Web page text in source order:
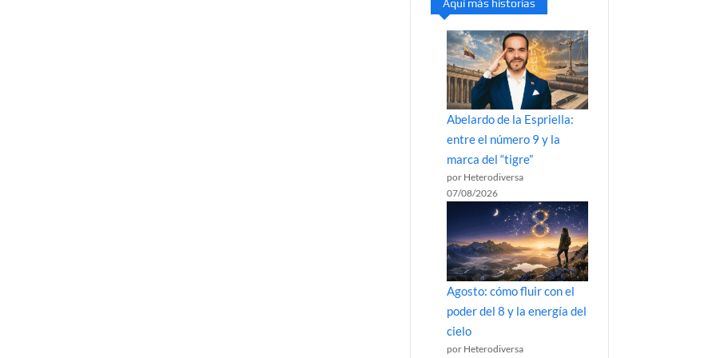
Aquí más historias
Abelardo de la Espriella:
entre el número 9 y la
marca del “tigre”
por Heterodiversa
07/08/2026
Agosto: cómo fluir con el
poder del 8 y la energía del
cielo
por Heterodiversa